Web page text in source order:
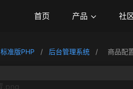
首页 产品 社
标准版PHP / 后台管理系统 / 商品配